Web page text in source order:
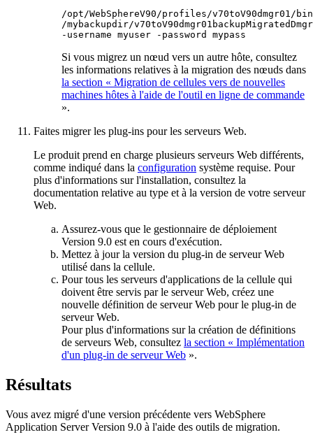
/opt/WebSphereV90/profiles/v70toV90dmgr01/
-username myuser -password mypass
Si vous migrez un nœud vers un autre hôte, consultez
les informations relatives à la migration des nœuds dans
la section « Migration de cellules vers de nouvelles
machines hôtes à l'aide de l'outil en ligne de commande
».
Faites migrer les plug-ins pour les serveurs Web.
Le produit prend en charge plusieurs serveurs Web différents,
comme indiqué dans la configuration système requise. Pour
plus d'informations sur l'installation, consultez la
documentation relative au type et à la version de votre serveur
Web.
Assurez-vous que le gestionnaire de déploiement
Version 9.0 est en cours d'exécution.
Mettez à jour la version du plug-in de serveur Web
utilisé dans la cellule.
Pour tous les serveurs d'applications de la cellule qui
doivent être servis par le serveur Web, créez une
nouvelle définition de serveur Web pour le plug-in de
serveur Web.
Pour plus d'informations sur la création de définitions
de serveurs Web, consultez la section « Implémentation
d'un plug-in de serveur Web ».
Résultats
Vous avez migré d'une version précédente vers WebSphere
Application Server Version 9.0 à l'aide des outils de migration.